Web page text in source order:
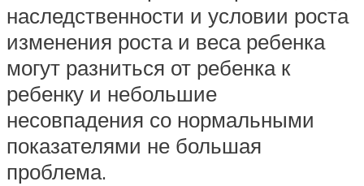
наследственности и условии роста
изменения роста и веса ребенка
могут разниться от ребенка к
ребенку и небольшие
несовпадения со нормальными
показателями не большая
проблема.